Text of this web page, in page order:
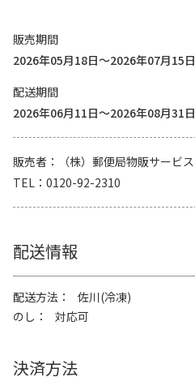
販売期間
2026年05月18日～2026年07月15日
配送期間
2026年06月11日～2026年08月31日
販売者
（株）郵便局物販サービス
TEL
0120-92-2310
配送情報
配送方法
佐川(冷凍)
のし
対応可
決済方法